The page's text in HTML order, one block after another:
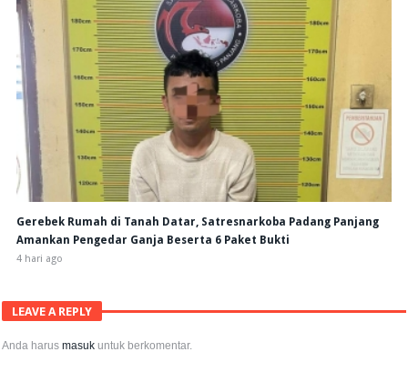
Gerebek Rumah di Tanah Datar, Satresnarkoba Padang Panjang
Amankan Pengedar Ganja Beserta 6 Paket Bukti
4 hari ago
LEAVE A REPLY
Anda harusmasuk untuk berkomentar.